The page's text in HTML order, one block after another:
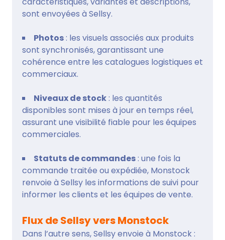
sont envoyées à Sellsy.
Photos: les visuels associés aux produits
sont synchronisés, garantissant une
cohérence entre les catalogues logistiques et
commerciaux.
Niveaux de stock: les quantités
disponibles sont mises à jour en temps réel,
assurant une visibilité fiable pour les équipes
commerciales.
Statuts de commandes: une fois la
commande traitée ou expédiée, Monstock
renvoie à Sellsy les informations de suivi pour
informer les clients et les équipes de vente.
Flux de Sellsy vers Monstock
Dans l’autre sens, Sellsy envoie à Monstock :